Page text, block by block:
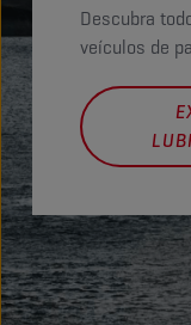
Descubra
veículos de